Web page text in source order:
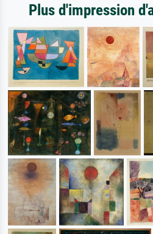
Plus d'impression